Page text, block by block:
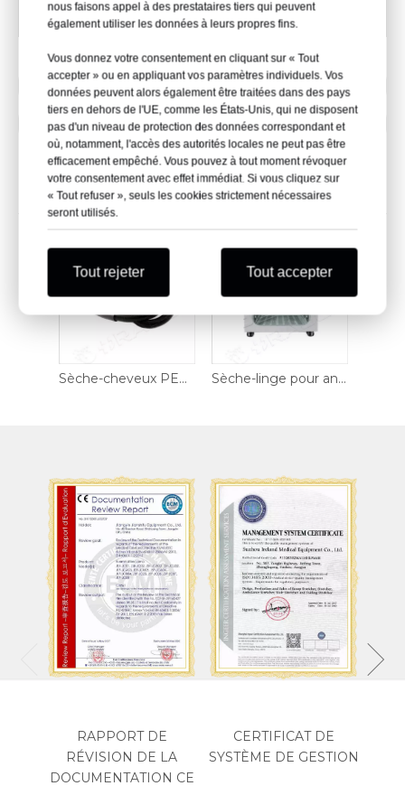
nous faisons appel à des prestataires tiers qui peuvent
également utiliser les données à leurs propres fins.
Vous donnez votre consentement en cliquant sur « Tout
accepter » ou en appliquant vos paramètres individuels. Vos
données peuvent alors également être traitées dans des pays
tiers en dehors de l'UE, comme les États-Unis, qui ne disposent
pas d'un niveau de protection des données correspondant et
où, notamment, l'accès des autorités locales ne peut pas être
efficacement empêché. Vous pouvez à tout moment révoquer
votre consentement avec effet immédiat. Si vous cliquez sur
« Tout refuser », seuls les cookies strictement nécessaires
seront utilisés.
Tout rejeter Tout accepter
2200 L × 1600 P × 750 H (mm)
Précédent:
Suivant:
Produits connexes
Sèche-cheveux PET-PD02 Sèche-linge pour animaux PET-PD01
RAPPORT DE
RÉVISION DE LA
CERTIFICAT DE